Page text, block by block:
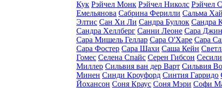
Кук Рэйчел Монк Рэйчел Николс Рэйчел
Емельянова Сабрина Ферилли Сальма
Элтис Сан Хи Ли Сандра Буллок Сандра
Сандра Хеллберг Санни Леоне Сара
Сара Мишель Геллар Сара О'Харе Сара
Сара Фостер Сара Шахи Саша Кейн
Гомес Селена Спайс Серен Гибсон
Миллер Сильвия ван дер Варт Сильвия
Минен Синди Кроуфорд Синтия Гарридо
Йохансон Соня Краус Соня Мэри Софи